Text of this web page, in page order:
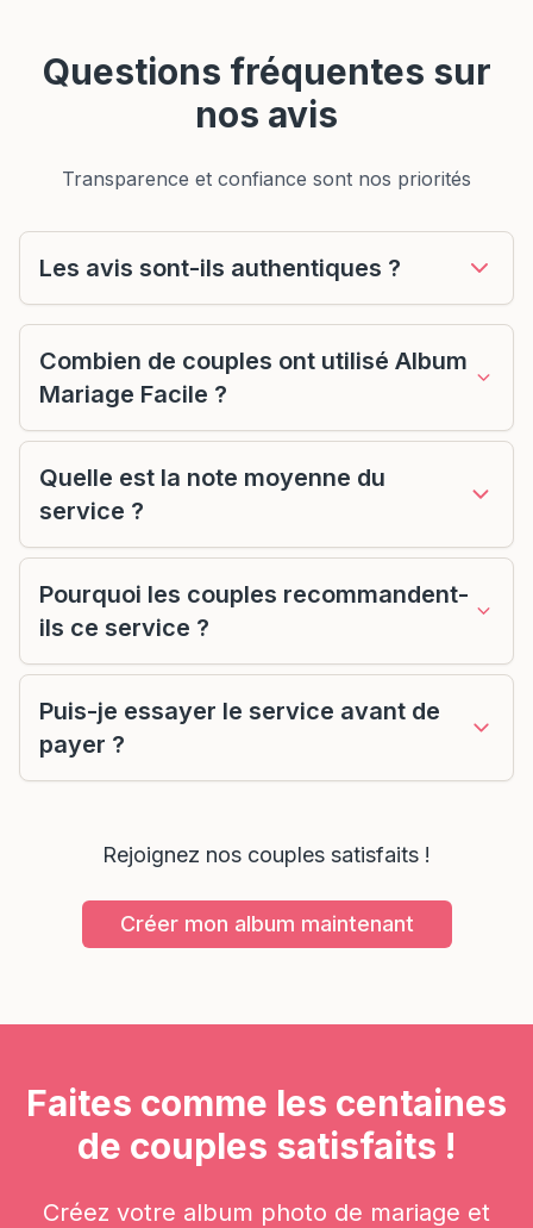
Questions fréquentes sur
nos avis
Transparence et confiance sont nos priorités
Les avis sont-ils authentiques ?
Combien de couples ont utilisé Album
Mariage Facile ?
Quelle est la note moyenne du
service ?
Pourquoi les couples recommandent-
ils ce service ?
Puis-je essayer le service avant de
payer ?
Rejoignez nos couples satisfaits !
Créer mon album maintenant
Faites comme les centaines
de couples satisfaits !
Créez votre album photo de mariage et